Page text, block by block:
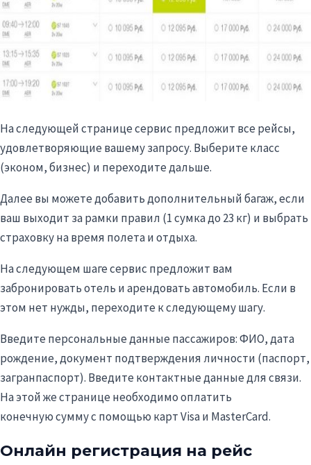
На следующей странице сервис предложит все рейсы,
удовлетворяющие вашему запросу. Выберите класс
(эконом, бизнес) и переходите дальше.
Далее вы можете добавить дополнительный багаж, если
ваш выходит за рамки правил (1 сумка до 23 кг) и выбрать
страховку на время полета и отдыха.
На следующем шаге сервис предложит вам
забронировать отель и арендовать автомобиль. Если в
этом нет нужды, переходите к следующему шагу.
Введите персональные данные пассажиров: ФИО, дата
рождение, документ подтверждения личности (паспорт,
загранпаспорт). Введите контактные данные для связи.
На этой же странице необходимо оплатить
конечную сумму с помощью карт Visa и MasterCard.
Онлайн регистрация на рейс